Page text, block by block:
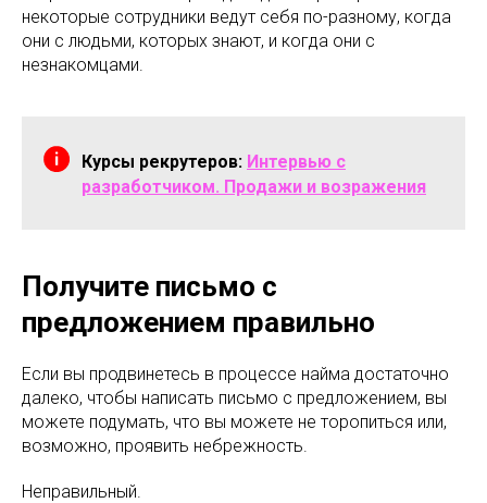
некоторые сотрудники ведут себя по-разному, когда
они с людьми, которых знают, и когда они с
незнакомцами.
Курсы рекрутеров: Интервью с
разработчиком. Продажи и возражения
Получите письмо с
предложением правильно
Если вы продвинетесь в процессе найма достаточно
далеко, чтобы написать письмо с предложением, вы
можете подумать, что вы можете не торопиться или,
возможно, проявить небрежность.
Неправильный.